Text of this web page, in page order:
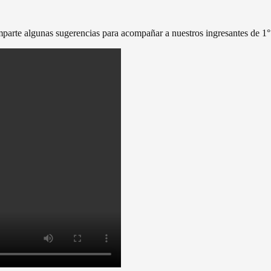
algunas sugerencias para acompañar a nuestros ingresantes de